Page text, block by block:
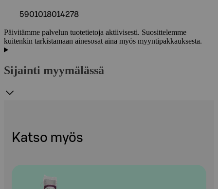
5901018014278
Päivitämme palvelun tuotetietoja aktiivisesti. Suosittelemme
kuitenkin tarkistamaan ainesosat aina myös myyntipakkauksesta.
Sijainti myymälässä
Katso myös